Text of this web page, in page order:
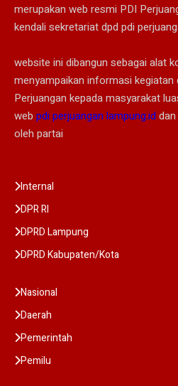
merupakan web resmi PDI
kendali sekretariat dpd pdi
website ini dibangun sebagai alat
menyampaikan informasi kegiatan
Perjuangan kepada masyarakat
web pdi perjuangan lampung.id
oleh partai
Internal
DPR RI
DPRD Lampung
DPRD Kabupaten/Kota
Nasional
Daerah
Pemerintah
Pemilu